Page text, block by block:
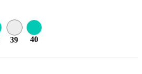
39 40